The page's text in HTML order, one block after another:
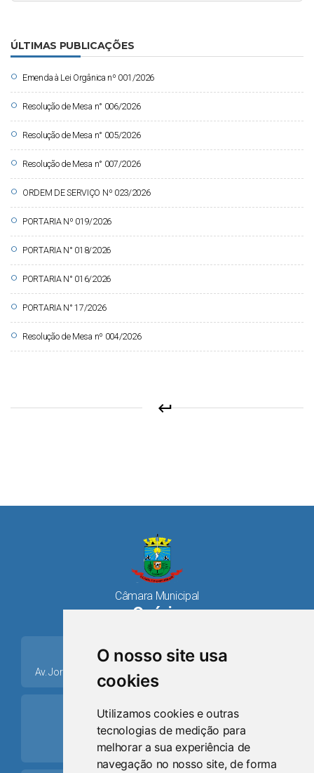
O nosso site usa
cookies
Utilizamos cookies e outras
tecnologias de medição para
melhorar a sua experiência de
navegação no nosso site, de forma
ÚLTIMAS PUBLICAÇÕES
circle Emenda à Lei Orgânica nº 001/2026
circle Resolução de Mesa n° 006/2026
circle Resolução de Mesa n° 005/2026
circle Resolução de Mesa n° 007/2026
circle ORDEM DE SERVIÇO Nº 023/2026
circle PORTARIA Nº 019/2026
circle PORTARIA N° 018/2026
circle PORTARIA N° 016/2026
circle PORTARIA N° 17/2026
circle Resolução de Mesa nº 004/2026
keyboard_return
Câmara Municipal
Osório
place
Av. Jorge Dariva, 1211, Centro CEP: 95520.000 - Osório/RS
ring_volume
Telefone
(51) 9 8024-0884